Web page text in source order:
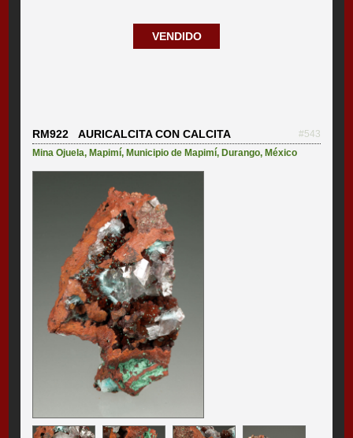
VENDIDO
RM922 AURICALCITA CON CALCITA
#543
Mina Ojuela, Mapimí, Municipio de Mapimí, Durango, México